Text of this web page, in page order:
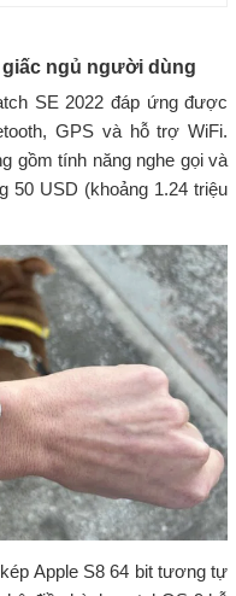
ngủ người dùng
SE 2022 đáp ứng được
GPS và hỗ trợ WiFi.
gồm tính năng nghe gọi và
50 USD (khoảng 1.24 triệu
kép Apple S8 64 bit tương tự